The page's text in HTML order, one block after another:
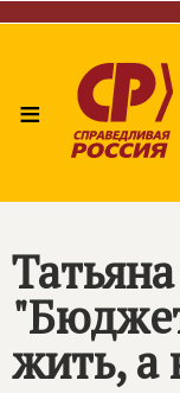
≡
жить, а